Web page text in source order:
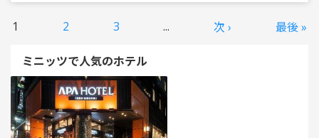
1 2 3 ... 次 › 最後 »
ミニッツで人気のホテル